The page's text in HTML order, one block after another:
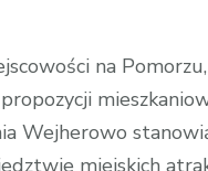
na
Wejherowo